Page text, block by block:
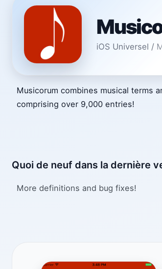
iOS Universel /
Musicorum combines musical terms
comprising over 9,000 entries!
Quoi de neuf dans la dernière
More definitions and bug fixes!